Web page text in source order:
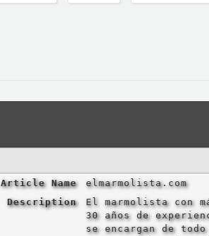
Article Name
elmarmolista.com
Description
El marmolista con
30 años de
se encargan de